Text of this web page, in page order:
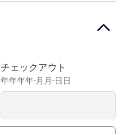
チェックアウト
年年年年-月月-日日